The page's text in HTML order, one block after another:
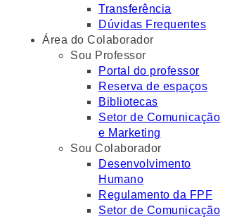
Transferência
Dúvidas Frequentes
Área do Colaborador
Sou Professor
Portal do professor
Reserva de espaços
Bibliotecas
Setor de Comunicação
e Marketing
Sou Colaborador
Desenvolvimento
Humano
Regulamento da FPF
Setor de Comunicação